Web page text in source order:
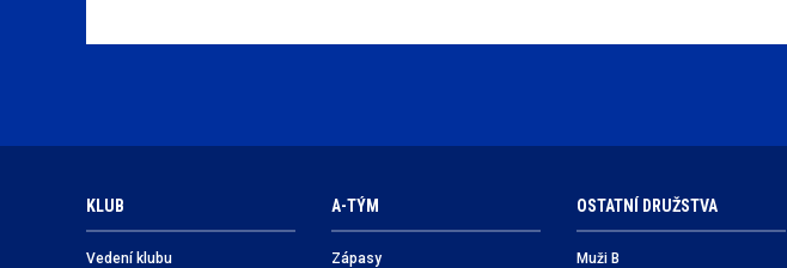
KLUB
Vedení klubu
A-TÝM
Zápasy
OSTATNÍ DRUŽSTVA
Muži B